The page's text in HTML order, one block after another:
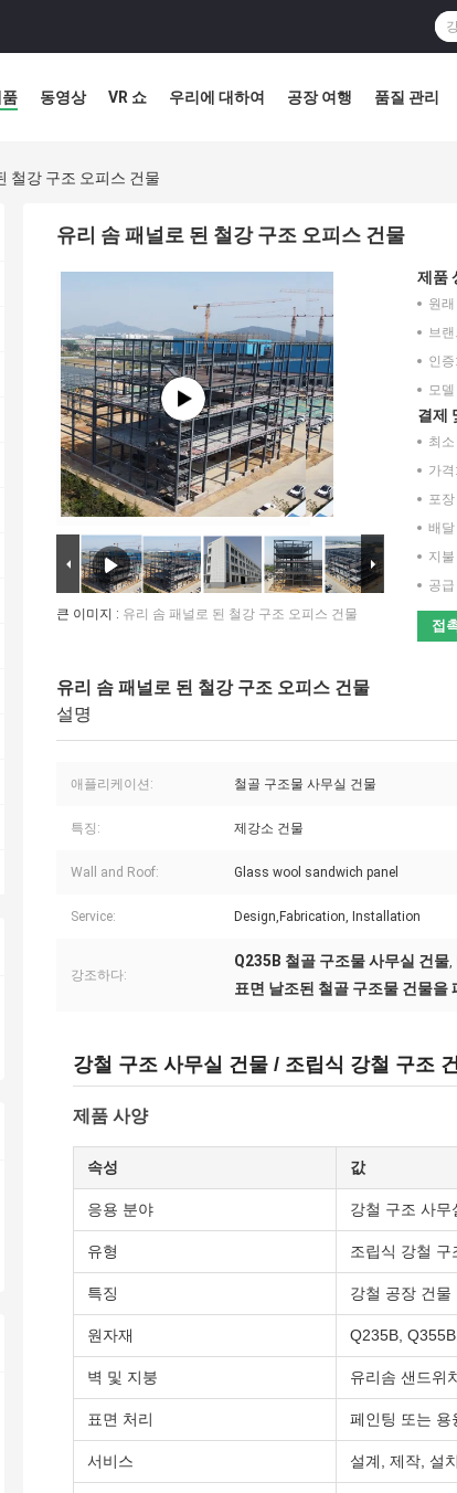
동영상 VR 쇼 우리에 대하여 공장 여행 품질 관리
철강 구조 오피스 건물
유리 솜 패널로 된 철강 구조 오피스 건물
큰 이미지 : 유리 솜 패널로 된 철강 구조 오피스 건물
제품
원
브
인증:
모
결제
최
가격:
포
배달
지
공
접
유리 솜 패널로 된 철강 구조 오피스 건물
설명
애플리케이션: 철골 구조물 사무실 건물
특징: 제강소 건물
Wall and Roof: Glass wool sandwich panel
Service: Design,Fabrication, Installation
강조하다:
Q235B 철골 구조물 사무실 건물,
표면 날조된 철골 구조물 건물을
강철 구조 사무실 건물 / 조립식 강철 구조
제품 사양
속성 값
응용 분야 강철 구조 사무
유형 조립식 강철 구
특징 강철 공장 건물
원자재 Q235B,
벽 및 지붕 유리솜 샌드위
표면 처리 페인팅 또는 용
서비스 설계, 제작, 설치